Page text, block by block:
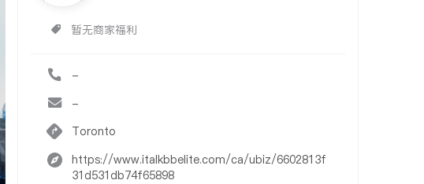
暂无商家福利
-
-
Toronto
https://www.italkbbelite.com/ca/ubiz/6602813f
31d531db74f65898